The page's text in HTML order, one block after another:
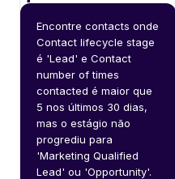
Encontre contacts onde
Contact lifecycle stage
é 'Lead' e Contact
number of times
contacted é maior que
5 nos últimos 30 dias,
mas o estágio não
progrediu para
'Marketing Qualified
Lead' ou 'Opportunity'.